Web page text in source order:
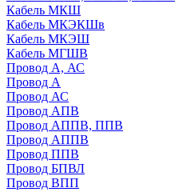
Кабель МКШ
Кабель МКЭКШв
Кабель МКЭШ
Кабель МГШВ
Провод А, АС
Провод А
Провод АС
Провод АПВ
Провод АППВ, ППВ
Провод АППВ
Провод ППВ
Провод БПВЛ
Провод ВПП